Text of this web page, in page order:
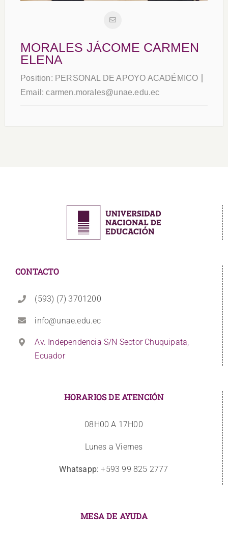
MORALES JÁCOME CARMEN
ELENA
Position: PERSONAL DE APOYO ACADÉMICO
Email:carmen.morales@unae.edu.ec
CONTACTO
(593) (7) 3701200
info@unae.edu.ec
Av. Independencia S/N Sector Chuquipata,
Ecuador
HORARIOS DE ATENCIÓN
08H00 A 17H00
Lunes a Viernes
Whatsapp: +593 99 825 2777
MESA DE AYUDA